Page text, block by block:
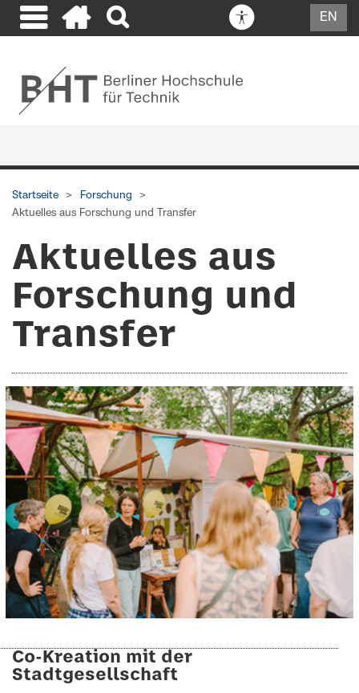
EN
Startseite
Forschung
Aktuelles aus Forschung und Transfer
Aktuelles aus
Forschung und
Transfer
Co-Kreation mit der
Stadtgesellschaft